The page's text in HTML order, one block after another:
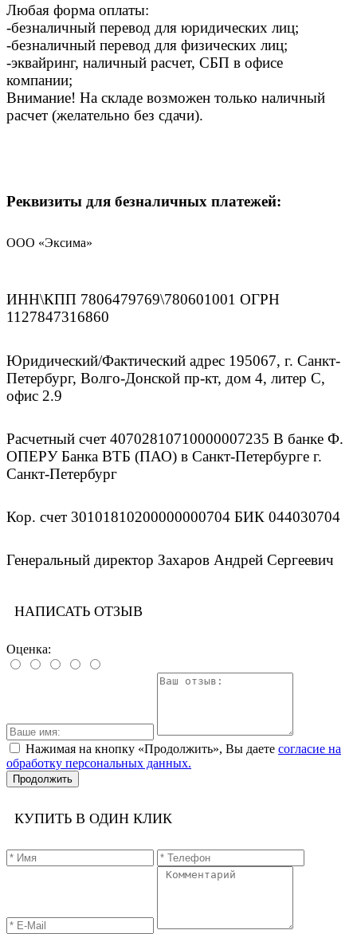
Любая форма оплаты:
-безналичный перевод для юридических лиц;
-безналичный перевод для физических лиц;
-эквайринг, наличный расчет, СБП в офисе
компании;
Внимание! На складе возможен только наличный
расчет (желательно без сдачи).
Реквизиты для безналичных платежей:
ООО «Эксима»
ИНН\КПП 7806479769\780601001 ОГРН
1127847316860
Юридический/Фактический адрес 195067, г. Санкт-
Петербург, Волго-Донской пр-кт, дом 4, литер С,
офис 2.9
Расчетный счет 40702810710000007235 В банке Ф.
ОПЕРУ Банка ВТБ (ПАО) в Санкт-Петербурге г.
Санкт-Петербург
Кор. счет 30101810200000000704 БИК 044030704
Генеральный директор Захаров Андрей Сергеевич
НАПИСАТЬ ОТЗЫВ
Оценка:
Нажимая на кнопку «Продолжить», Вы даете согласие на
обработку персональных данных.
Продолжить
КУПИТЬ В ОДИН КЛИК